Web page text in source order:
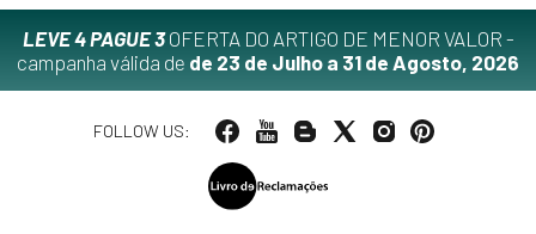
LEVE 4 PAGUE 3OFERTA DO ARTIGO DE MENOR VALOR -
campanha válida de de 23 de Julho a 31 de Agosto, 2026
FOLLOW US: